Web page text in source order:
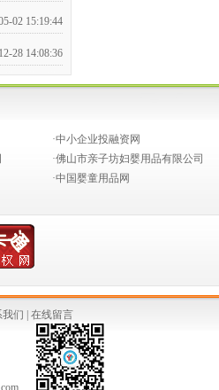
02 15:19:44
28 14:08:36
18 15:00:55
04-21 15:34:54
04 10:36:02
07 10:28:36
04 08:32:31
10-16 17:48:23
05 11:00:08
·中小企业投融资网
·佛山市亲子坊妇婴用品有限公司
·中国婴童用品网
我们 在线留言